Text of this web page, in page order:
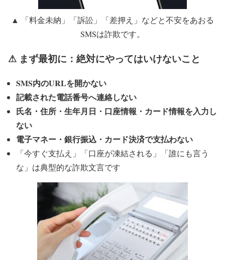
▲ 「料金未納」「訴訟」「差押え」などと不安をあおる
SMSは詐欺です。
⚠ まず最初に：絶対にやってはいけないこと
SMS内のURLを開かない
記載された電話番号へ連絡しない
氏名・住所・生年月日・口座情報・カード情報を入力し
ない
電子マネー・銀行振込・カード決済で支払わない
「今すぐ支払え」「口座が凍結される」「誰にも言う
な」 は典型的な詐欺文言です